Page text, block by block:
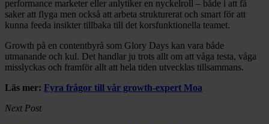
performance marketer eller anlytiker en nyckelroll – både i att få
saker att flyga men också att arbeta strukturerat och smart för att
kunna feeda insikter tillbaka till det korsfunktionella teamet.
Growth på en contentbyrå som Glory Days kan vara både
utmanande och kul. Det handlar ju trots allt om att våga testa, våga
misslyckas och framför allt att hela tiden utvecklas tillsammans.
Läs mer: Fyra frågor till vår growth-expert Moa
Next Post